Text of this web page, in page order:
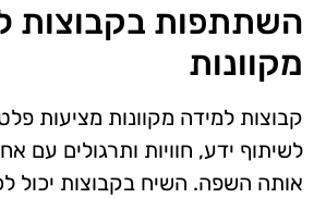
השתתפות בקבוצות
מקוונות
קבוצות למידה מקוונות מציעות
לשיתוף ידע, חוויות ותרגולים עם
אותה השפה. השיח בקבוצות יכול